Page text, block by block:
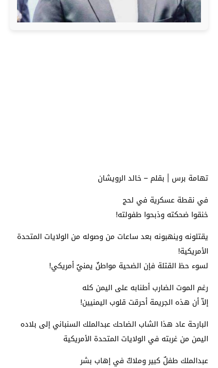
تهامة برس | بقلم – خالد الرويشان
في نقطة عسكرية في لحج
خنقوا ضحكته وذبحوا طفولته!
يقتلونه وينهبونه بعد ساعات من وصوله من الولايات المتحدة
الأمريكية!
لسوء حظ القتلة فإن الضحية مواطنٌ يمنيٌ أمريكي!
رغم الموت الضارب أطنابه على اليمن كله
إلاّ أن هذه الجريمة أحرقت قلوب اليمنيين!
البارحة عاد هذا الشاب الضاحك عبدالملك السنباني إلى بلاده
اليمن من غربته في الولايات المتحدة الأمريكية
عبدالملك طفلٌ كبير وملاكٌ في إهاب بشر